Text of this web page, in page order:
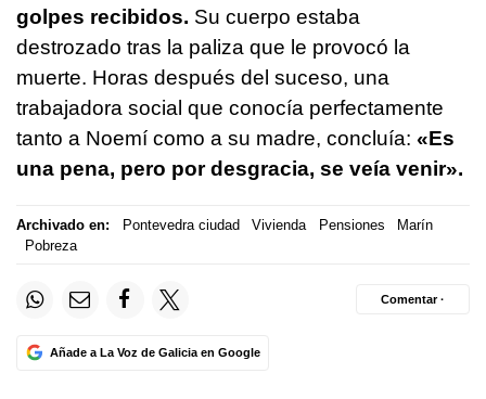
golpes recibidos. Su cuerpo estaba
destrozado tras la paliza que le provocó la
muerte. Horas después del suceso, una
trabajadora social que conocía perfectamente
tanto a Noemí como a su madre, concluía: «Es
una pena, pero por desgracia, se veía venir».
Archivado en: Pontevedra ciudad Vivienda Pensiones
Marín
Pobreza
Añade a La Voz de Galicia en Google
Comentar ·